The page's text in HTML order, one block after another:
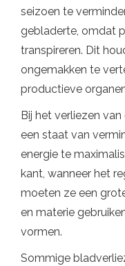
seizoen te
gebladerte, omdat
transpireren. Dit
ongemakken te
productieve
Bij het verliezen
een staat van
energie te
kant, wanneer het
moeten ze een
en materie
vormen.
Sommige